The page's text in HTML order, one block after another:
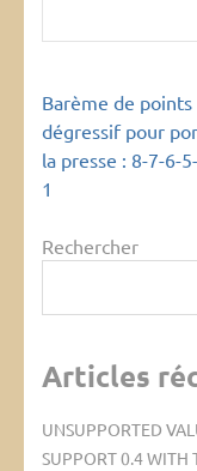
Navigation
de
l’article
Barème de points
dégressif pour
la presse : 8-7-6-
1
Rechercher
Articles
UNSUPPORTED
SUPPORT 0.4 WITH